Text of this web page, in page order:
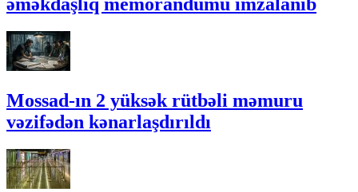
əməkdaşlıq memorandumu imzalanıb
Mossad-ın 2 yüksək rütbəli məmuru
vəzifədən kənarlaşdırıldı